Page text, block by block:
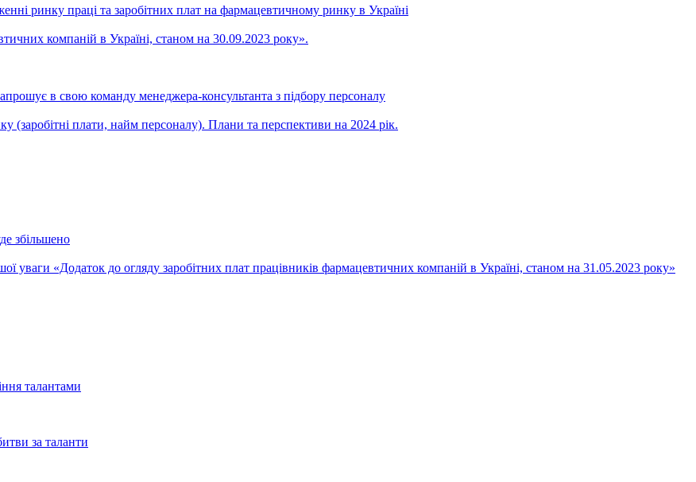
праці та заробітних плат на фармацевтичному ринку в Україні
компаній в Україні, станом на 30.09.2023 року».
в свою команду менеджера-консультанта з підбору персоналу
(заробітні плати, найм персоналу). Плани та перспективи на 2024 рік.
збільшено
«Додаток до огляду заробітних плат працівників фармацевтичних компаній в Україні, станом на 31.05.2023 року»
талантами
за таланти